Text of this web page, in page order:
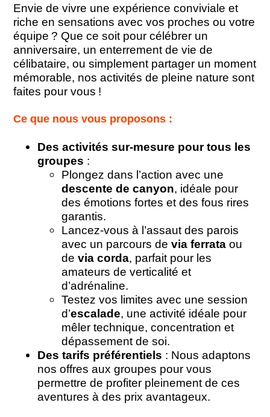
Envie de vivre une expérience conviviale et
riche en sensations avec vos proches ou votre
équipe ? Que ce soit pour célébrer un
anniversaire, un enterrement de vie de
célibataire, ou simplement partager un moment
mémorable, nos activités de pleine nature sont
faites pour vous !
Ce que nous vous proposons :
Des activités sur-mesure pour tous les
groupes :
Plongez dans l’action avec une
descente de canyon, idéale pour
des émotions fortes et des fous rires
garantis.
Lancez-vous à l’assaut des parois
avec un parcours devia ferrata ou
devia corda, parfait pour les
amateurs de verticalité et
d’adrénaline.
Testez vos limites avec une session
d’escalade, une activité idéale pour
mêler technique, concentration et
dépassement de soi.
Des tarifs préférentiels : Nous adaptons
nos offres aux groupes pour vous
permettre de profiter pleinement de ces
aventures à des prix avantageux.